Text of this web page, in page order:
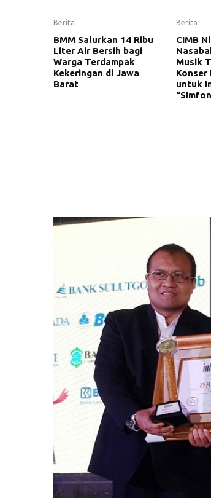
Berita
BMM Salurkan 14 Ribu
Liter Air Bersih bagi
Warga Terdampak
Kekeringan di Jawa
Barat
Berita
CIMB
Musik
Konser
untuk